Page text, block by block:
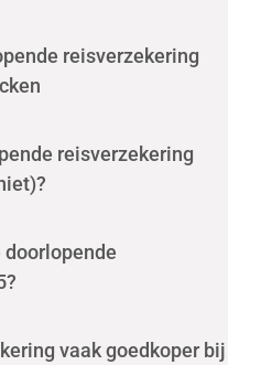
reisverzekering
reisverzekering
doorlopende
vaak goedkoper bij